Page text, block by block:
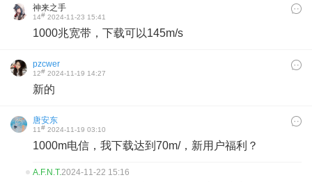
神来之手
14# 2024-11-23 15:41
1000兆宽带，下载可以145m/s
pzcwer
12# 2024-11-19 14:27
新的
唐安东
11# 2024-11-19 03:10
1000m电信，我下载达到70m/，新用户福利？
A.F.N.T.2024-11-22 15:16